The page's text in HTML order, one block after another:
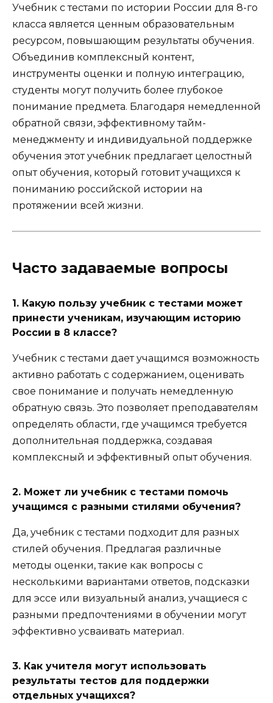
Учебник с тестами по истории России для 8-го
класса является ценным образовательным
ресурсом, повышающим результаты обучения.
Объединив комплексный контент,
инструменты оценки и полную интеграцию,
студенты могут получить более глубокое
понимание предмета. Благодаря немедленной
обратной связи, эффективному тайм-
менеджменту и индивидуальной поддержке
обучения этот учебник предлагает целостный
опыт обучения, который готовит учащихся к
пониманию российской истории на
протяжении всей жизни.
Часто задаваемые вопросы
1. Какую пользу учебник с тестами может
принести ученикам, изучающим историю
России в 8 классе?
Учебник с тестами дает учащимся возможность
активно работать с содержанием, оценивать
свое понимание и получать немедленную
обратную связь. Это позволяет преподавателям
определять области, где учащимся требуется
дополнительная поддержка, создавая
комплексный и эффективный опыт обучения.
2. Может ли учебник с тестами помочь
учащимся с разными стилями обучения?
Да, учебник с тестами подходит для разных
стилей обучения. Предлагая различные
методы оценки, такие как вопросы с
несколькими вариантами ответов, подсказки
для эссе или визуальный анализ, учащиеся с
разными предпочтениями в обучении могут
эффективно усваивать материал.
3. Как учителя могут использовать
результаты тестов для поддержки
отдельных учащихся?